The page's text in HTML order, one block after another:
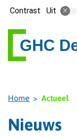
Contrast Uit
Home Actueel
Nieuws